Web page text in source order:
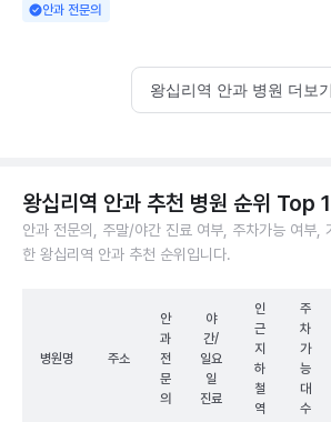
안과 전문의
왕십리역 안과 병원 더보기
왕십리역 안과 추천 병원 순위 Top
안과 전문의, 주말/야간 진료 여부, 주차가능 여부,
한 왕십리역 안과 추천 순위입니다.
병원명 주소
안
과
전
문
의
야
간/
일요
일
진료
인
근
지
하
철
역
주
차
가
능
대
수